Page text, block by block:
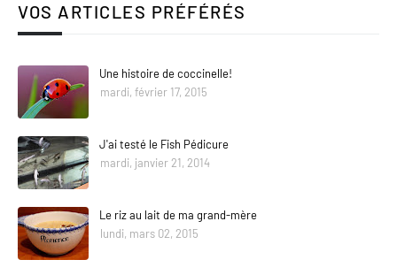
VOS ARTICLES PRÉFÉRÉS
Une histoire de coccinelle!
mardi, février 17, 2015
J'ai testé le Fish Pédicure
mardi, janvier 21, 2014
Le riz au lait de ma grand-mère
lundi, mars 02, 2015